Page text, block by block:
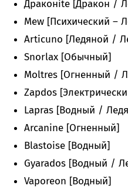
Драконite [Дракон /
Mew [Психический –
Articuno [Ледяной /
Snorlax [Обычный]
Moltres [Огненный /
Zapdos
Lapras [Водный /
Arcanine [Огненный]
Blastoise [Водный]
Gyarados [Водный /
Vaporeon [Водный]